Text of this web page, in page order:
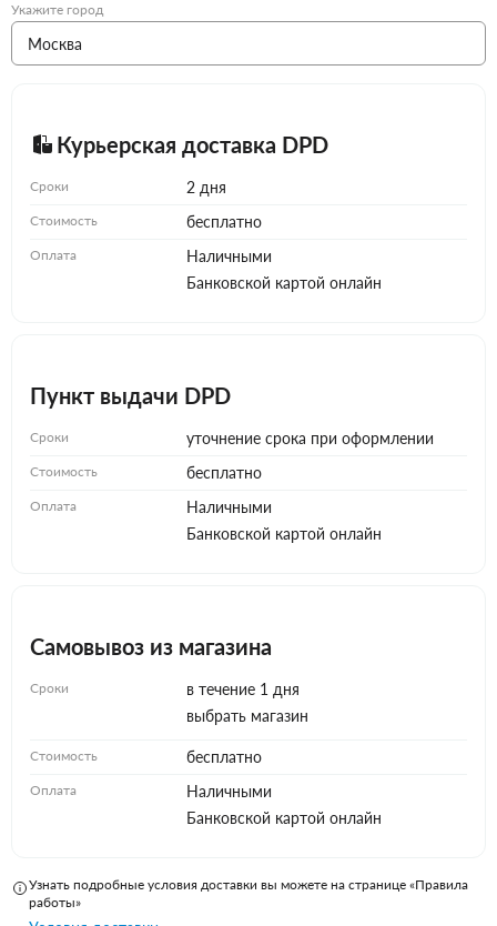
Укажите город
Курьерская доставка DPD
Сроки 2 дня
Стоимость бесплатно
Оплата
Наличными
Банковской картой онлайн
Пункт выдачи DPD
Сроки уточнение срока при оформлении
Стоимость бесплатно
Оплата
Наличными
Банковской картой онлайн
Самовывоз из магазина
Сроки
в течение 1 дня
выбрать магазин
Стоимость бесплатно
Оплата
Наличными
Банковской картой онлайн
Узнать подробные условия доставки вы можете на странице «Правила
работы»